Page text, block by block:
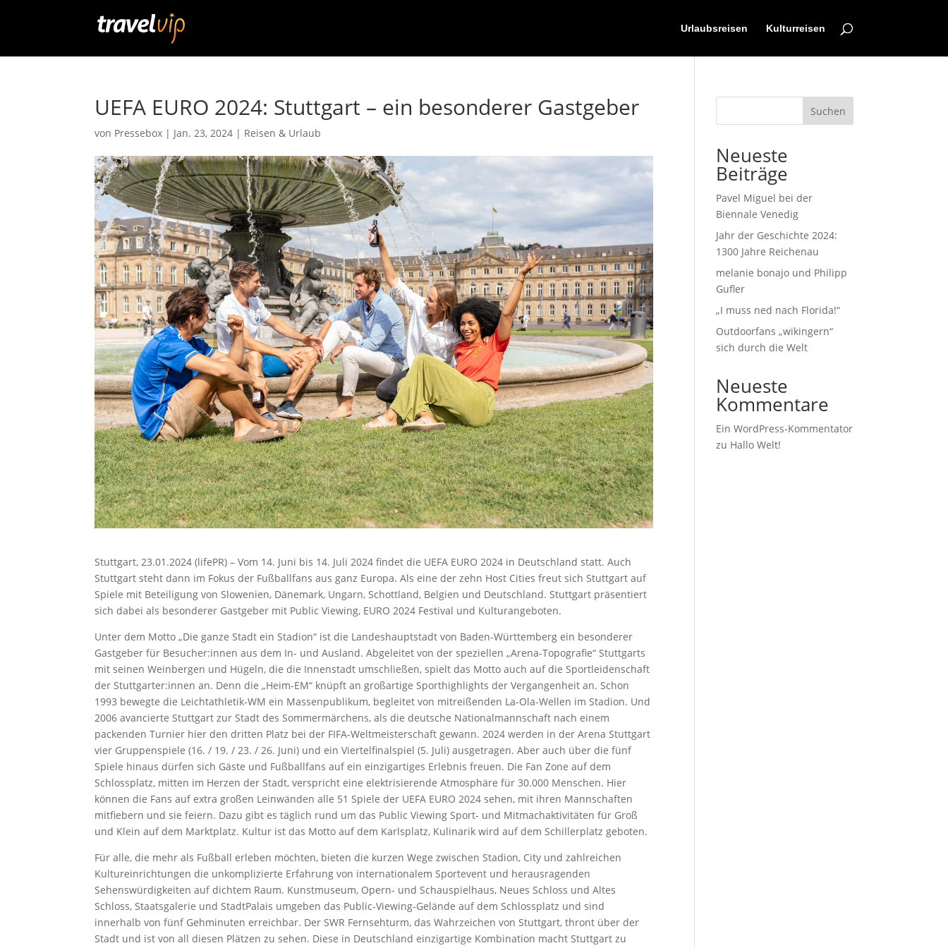
Urlaubsreisen Kulturreisen
UEFA EURO 2024: Stuttgart – ein besonderer Gastgeber
von Pressebox | Jan. 23, 2024 | Reisen & Urlaub
Stuttgart, 23.01.2024 (lifePR) – Vom 14. Juni bis 14. Juli 2024 findet die UEFA EURO 2024 in Deutschland statt. Auch
Stuttgart steht dann im Fokus der Fußballfans aus ganz Europa. Als eine der zehn Host Cities freut sich Stuttgart auf
Spiele mit Beteiligung von Slowenien, Dänemark, Ungarn, Schottland, Belgien und Deutschland. Stuttgart präsentiert
sich dabei als besonderer Gastgeber mit Public Viewing, EURO 2024 Festival und Kulturangeboten.
Unter dem Motto „Die ganze Stadt ein Stadion“ ist die Landeshauptstadt von Baden-Württemberg ein besonderer
Gastgeber für Besucher:innen aus dem In- und Ausland. Abgeleitet von der speziellen „Arena-Topografie“ Stuttgarts
mit seinen Weinbergen und Hügeln, die die Innenstadt umschließen, spielt das Motto auch auf die Sportleidenschaft
der Stuttgarter:innen an. Denn die „Heim-EM“ knüpft an großartige Sporthighlights der Vergangenheit an. Schon
1993 bewegte die Leichtathletik-WM ein Massenpublikum, begleitet von mitreißenden La-Ola-Wellen im Stadion. Und
2006 avancierte Stuttgart zur Stadt des Sommermärchens, als die deutsche Nationalmannschaft nach einem
packenden Turnier hier den dritten Platz bei der FIFA-Weltmeisterschaft gewann. 2024 werden in der Arena Stuttgart
vier Gruppenspiele (16. / 19. / 23. / 26. Juni) und ein Viertelfinalspiel (5. Juli) ausgetragen. Aber auch über die fünf
Spiele hinaus dürfen sich Gäste und Fußballfans auf ein einzigartiges Erlebnis freuen. Die Fan Zone auf dem
Schlossplatz, mitten im Herzen der Stadt, verspricht eine elektrisierende Atmosphäre für 30.000 Menschen. Hier
können die Fans auf extra großen Leinwänden alle 51 Spiele der UEFA EURO 2024 sehen, mit ihren Mannschaften
mitfiebern und sie feiern. Dazu gibt es täglich rund um das Public Viewing Sport- und Mitmachaktivitäten für Groß
und Klein auf dem Marktplatz. Kultur ist das Motto auf dem Karlsplatz, Kulinarik wird auf dem Schillerplatz geboten.
Für alle, die mehr als Fußball erleben möchten, bieten die kurzen Wege zwischen Stadion, City und zahlreichen
Kultureinrichtungen die unkomplizierte Erfahrung von internationalem Sportevent und herausragenden
Sehenswürdigkeiten auf dichtem Raum. Kunstmuseum, Opern- und Schauspielhaus, Neues Schloss und Altes
Schloss, Staatsgalerie und StadtPalais umgeben das Public-Viewing-Gelände auf dem Schlossplatz und sind
innerhalb von fünf Gehminuten erreichbar. Der SWR Fernsehturm, das Wahrzeichen von Stuttgart, thront über der
Stadt und ist von all diesen Plätzen zu sehen. Diese in Deutschland einzigartige Kombination macht Stuttgart zu
Suchen
Neueste
Beiträge
Pavel Miguel bei der
Biennale Venedig
Jahr der Geschichte 2024:
1300 Jahre Reichenau
melanie bonajo und Philipp
Gufler
„I muss ned nach Florida!“
Outdoorfans „wikingern“
sich durch die Welt
Neueste
Kommentare
Ein WordPress-Kommentator
zu Hallo Welt!